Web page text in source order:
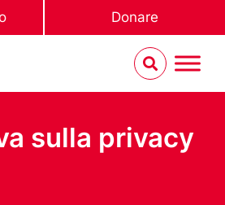
Donare
sulla privacy